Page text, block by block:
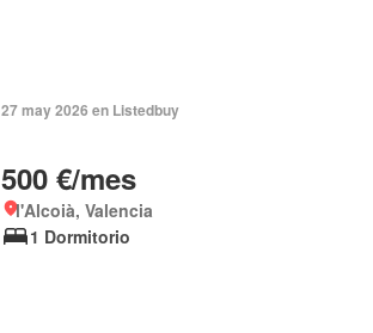
27 may 2026 en Listedbuy
500 €/mes
l'Alcoià, Valencia
1 Dormitorio